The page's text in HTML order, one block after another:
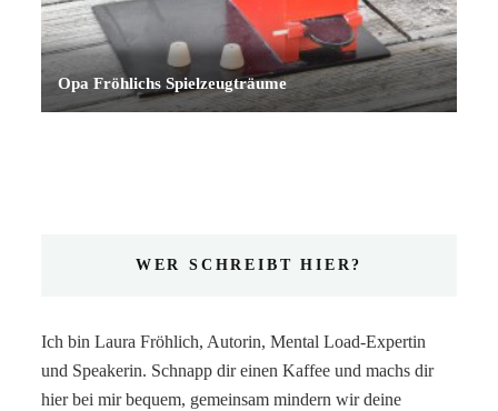
Opa Fröhlichs Spielzeugträume
WER SCHREIBT HIER?
Ich bin Laura Fröhlich, Autorin, Mental Load-Expertin
und Speakerin. Schnapp dir einen Kaffee und machs dir
hier bei mir bequem, gemeinsam mindern wir deine